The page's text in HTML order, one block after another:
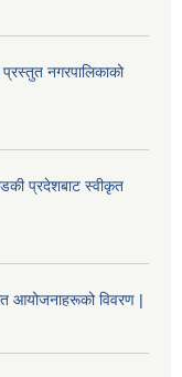
नगरपालिकाको
प्रदेशबाट स्वीकृत
आयोजनाहरूको विवरण |